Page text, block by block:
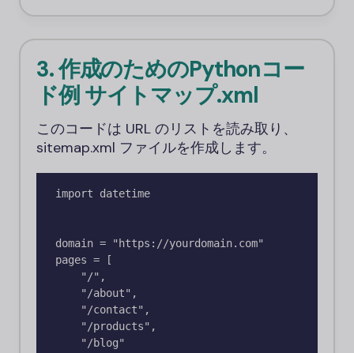
3. 作成のためのPythonコー
ド例サイトマップ.xml
このコードは URL のリストを読み取り、
sitemap.xml ファイルを作成します。
import datetime
domain = "https://yourdomain.com"
pages = [